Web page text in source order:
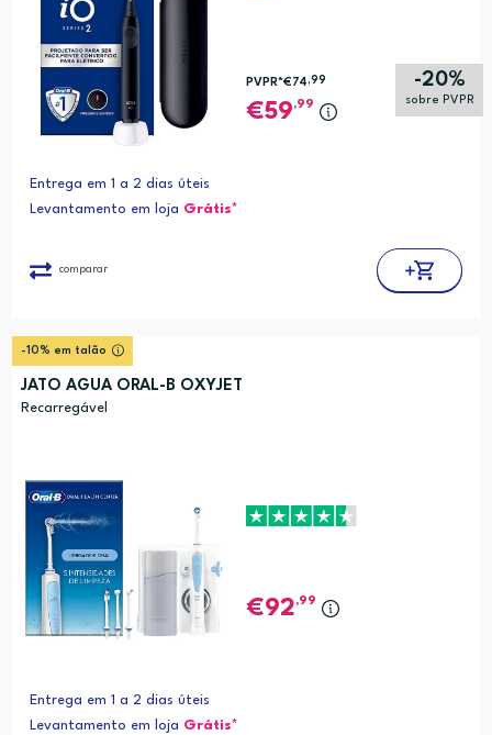
-20%
sobre PVPR
PVPR*€74 ,99
59,99
Entrega em 1 a 2 dias úteis
Levantamento em loja Grátis*
comparar
-10% em talão
JATO AGUA ORAL-B OXYJET
Recarregável
92,99
Entrega em 1 a 2 dias úteis
Levantamento em loja Grátis*